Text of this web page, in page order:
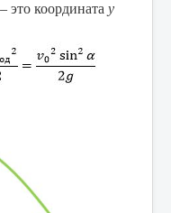
это координата у